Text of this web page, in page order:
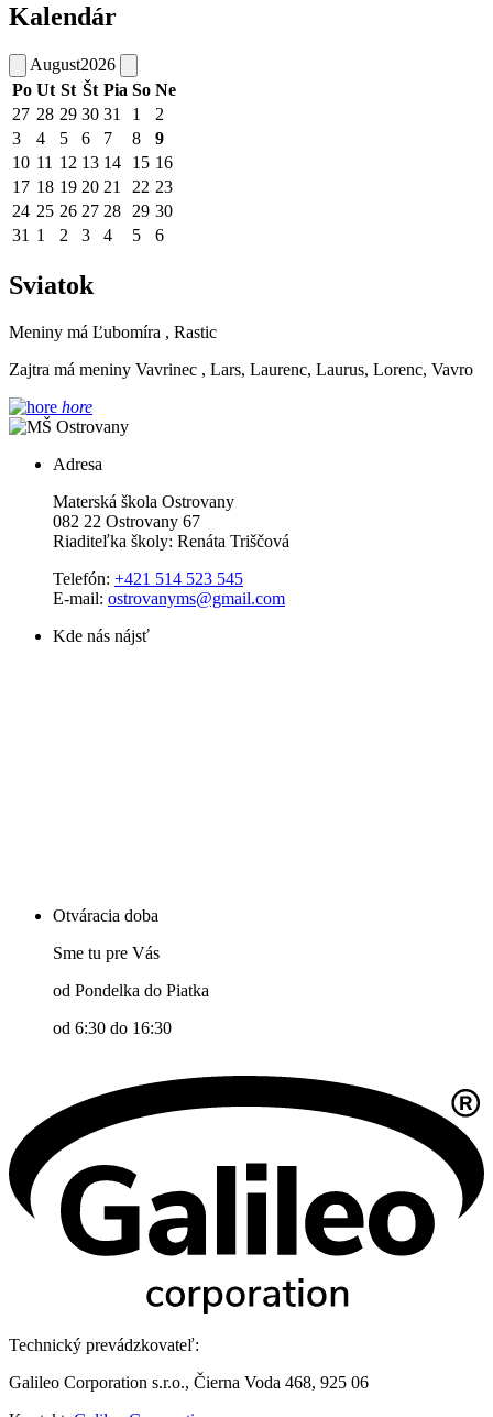
Kalendár
August2026
Po Ut St Št Pia So Ne
27 28 29 30 31 1
2
3
4 5 6 7 8
9
10 11 12 13 14 15 16
17 18 19 20 21 22 23
24 25 26 27 28 29 30
31 1 2 3 4 5 6
Sviatok
Meniny má Ľubomíra , Rastic
Zajtra má meniny Vavrinec , Lars, Laurenc, Laurus, Lorenc, Vavro
hore
Adresa
Materská škola Ostrovany
082 22 Ostrovany 67
Riaditeľka školy: Renáta Triščová
Telefón: +421 514 523 545
E-mail: ostrovanyms@gmail.com
Kde nás nájsť
Otváracia doba
Sme tu pre Vás
od Pondelka do Piatka
od 6:30 do 16:30
Technický prevádzkovateľ:
Galileo Corporation s.r.o., Čierna Voda 468, 925 06